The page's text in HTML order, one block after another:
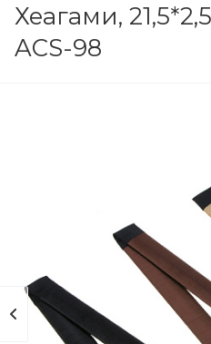
Хеагами,
ACS-98